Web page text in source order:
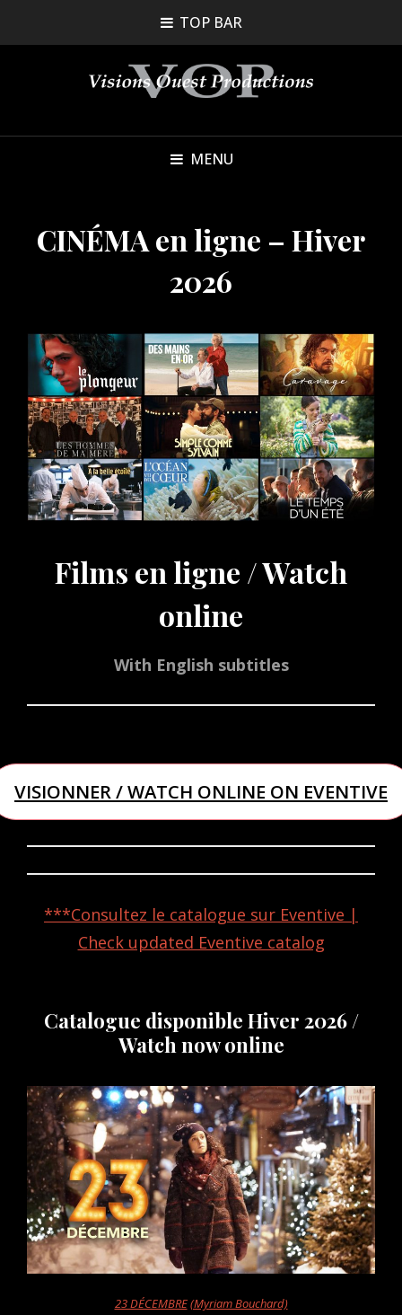
TOP BAR
MENU
CINÉMA en ligne – Hiver
2026
Films en ligne / Watch
online
With English subtitles
VISIONNER / WATCH ONLINE ON EVENTIVE
***Consultez le catalogue sur Eventive |
Check updated Eventive catalog
Catalogue disponible Hiver 2026 /
Watch now online
23 DÉCEMBRE(Myriam Bouchard)